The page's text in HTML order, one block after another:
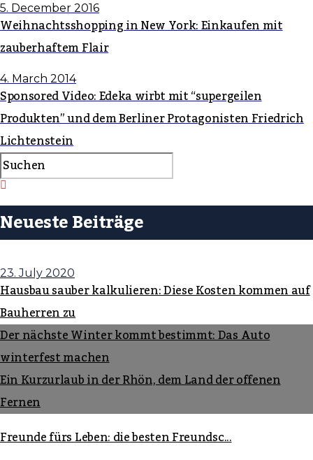
5. December 2016
Weihnachtsshopping in New York: Einkaufen mit
zauberhaftem Flair
4. March 2014
Sponsored Video: Edeka wirbt mit “supergeilen
Produkten” und dem Berliner Protagonisten Friedrich
Lichtenstein
Neueste Beiträge
23. July 2020
Hausbau sauber kalkulieren: Diese Kosten kommen auf
Bauherren zu
Der nächste Winter kommt bestimmt: Das Auto
winterfest machen
Ein Kurzurlaub in der Rhön, dem Land der offenen
Fernen
Freunde fürs Leben: die besten Freundsc...